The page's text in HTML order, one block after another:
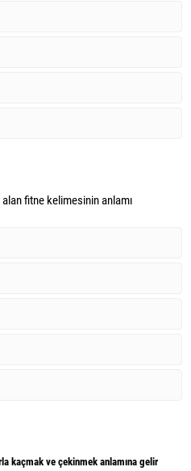
fitne kelimesinin anlamı
kaçmak ve çekinmek anlamına gelir